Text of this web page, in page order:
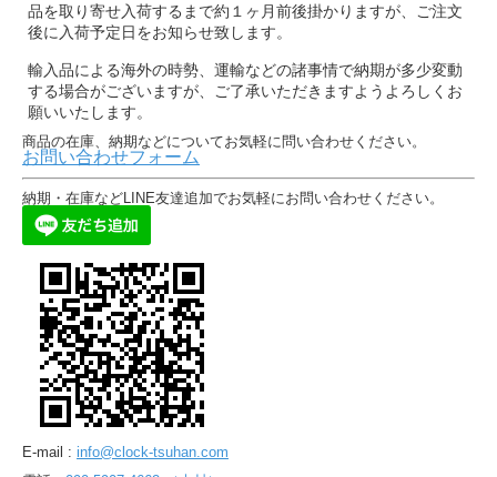
品を取り寄せ入荷するまで約１ヶ月前後掛かりますが、ご注文
後に入荷予定日をお知らせ致します。
輸入品による海外の時勢、運輸などの諸事情で納期が多少変動
する場合がございますが、ご了承いただきますようよろしくお
願いいたします。
商品の在庫、納期などについてお気軽に問い合わせください。
お問い合わせフォーム
納期・在庫などLINE友達追加でお気軽にお問い合わせください。
E-mail : info@clock-tsuhan.com